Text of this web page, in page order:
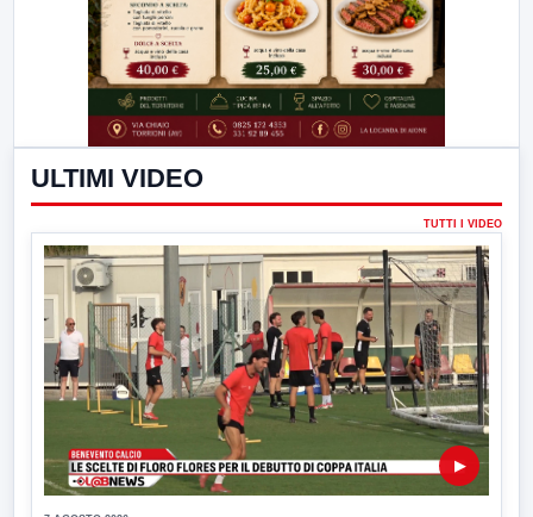
ULTIMI VIDEO
TUTTI I VIDEO
▶